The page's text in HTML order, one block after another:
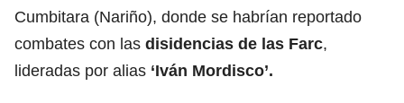
Cumbitara (Nariño), donde se habrían reportado
combates con las disidencias de las Farc,
lideradas por alias ‘Iván Mordisco’.